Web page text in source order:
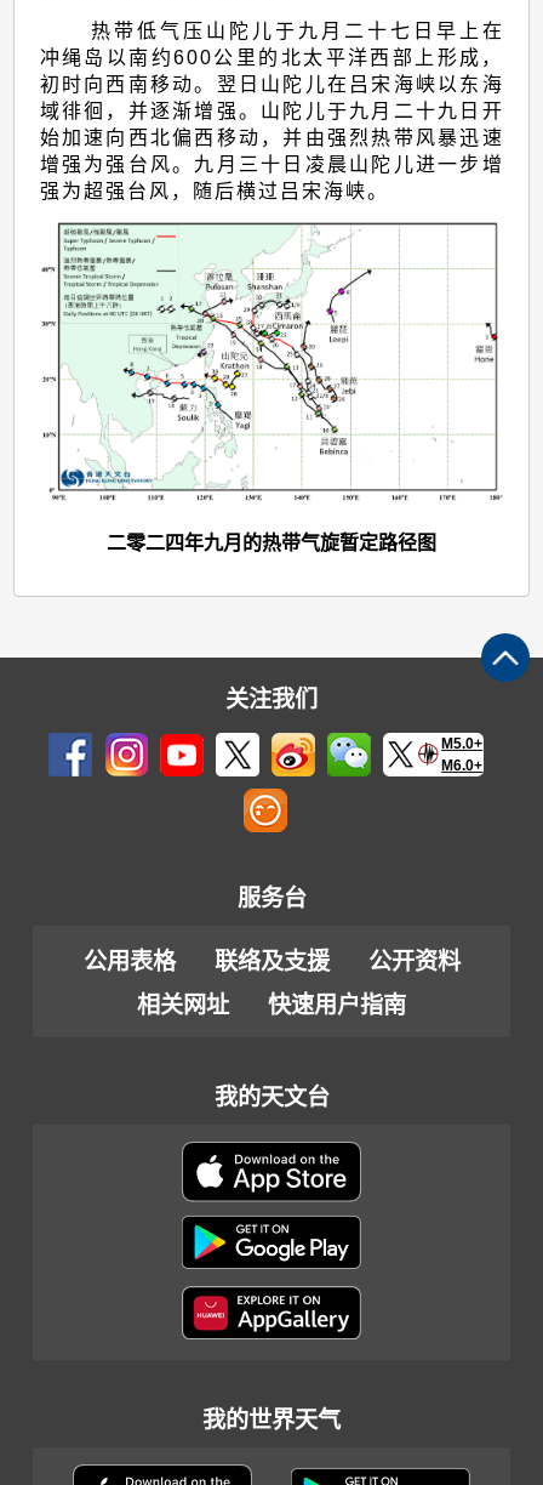
热带低气压山陀儿于九月二十七日早上在
冲绳岛以南约600公里的北太平洋西部上形成，
初时向西南移动。翌日山陀儿在吕宋海峡以东海
域徘徊，并逐渐增强。山陀儿于九月二十九日开
始加速向西北偏西移动，并由强烈热带风暴迅速
增强为强台风。九月三十日凌晨山陀儿进一步增
强为超强台风，随后横过吕宋海峡。
二零二四年九月的热带气旋暂定路径图
关注我们
M5.0+
M6.0+
服务台
公用表格 联络及支援
公开资料
相关网址
快速用户指南
我的天文台
我的世界天气